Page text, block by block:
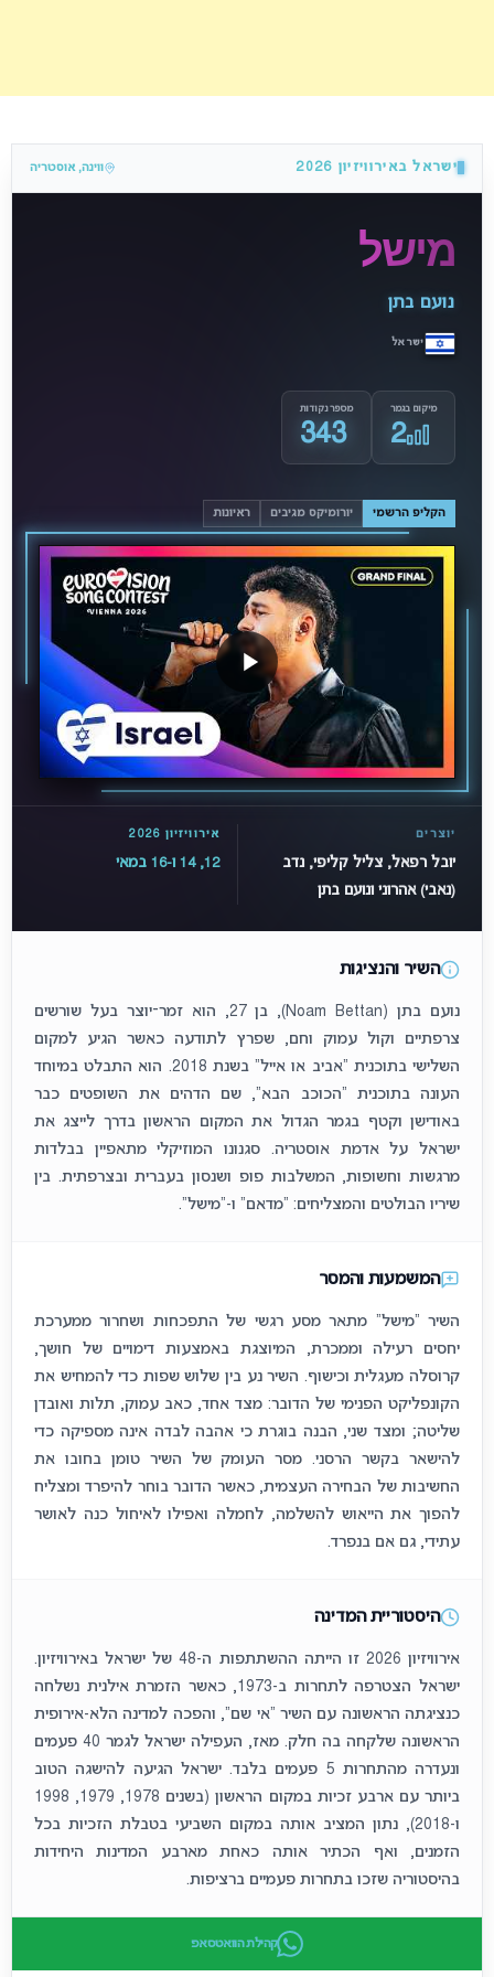
ישראל באירוויזיון 2026 ווינה, אוסטריה
מישל
נועם בתן
ישראל
מיקום בגמר
2
מספר נקודות
343
הקליפ הרשמי יורומיקס מגיבים ראיונות
יוצרים
יובל רפאל, צליל קליפי, נדב
(נאבי) אהרוני ונועם בתן
אירוויזיון 2026
12, 14 ו-16 במאי
השיר והנציגות
נועם בתן (Noam Bettan), בן 27, הוא זמר־יוצר בעל שורשים
צרפתיים וקול עמוק וחם, שפרץ לתודעה כאשר הגיע למקום
השלישי בתוכנית “אביב או אייל” בשנת 2018. הוא התבלט במיוחד
העונה בתוכנית “הכוכב הבא”, שם הדהים את השופטים כבר
באודישן וקטף בגמר הגדול את המקום הראשון בדרך לייצג את
ישראל על אדמת אוסטריה. סגנונו המוזיקלי מתאפיין בבלדות
מרגשות וחשופות, המשלבות פופ ושנסון בעברית ובצרפתית. בין
שיריו הבולטים והמצליחים: “מדאם” ו-“מישל”.
המשמעות והמסר
השיר "מישל" מתאר מסע רגשי של התפכחות ושחרור ממערכת
יחסים רעילה וממכרת, המיוצגת באמצעות דימויים של חושך,
קרוסלה מעגלית וכישוף. השיר נע בין שלוש שפות כדי להמחיש את
הקונפליקט הפנימי של הדובר: מצד אחד, כאב עמוק, תלות ואובדן
שליטה; ומצד שני, הבנה בוגרת כי אהבה לבדה אינה מספיקה כדי
להישאר בקשר הרסני. מסר העומק של השיר טומן בחובו את
החשיבות של הבחירה העצמית, כאשר הדובר בוחר להיפרד ומצליח
להפוך את הייאוש להשלמה, לחמלה ואפילו לאיחול כנה לאושר
עתידי, גם אם בנפרד.
היסטוריית המדינה
אירוויזיון 2026 זו הייתה ההשתתפות ה-48 של ישראל באירוויזיון.
ישראל הצטרפה לתחרות ב-1973, כאשר הזמרת אילנית נשלחה
כנציגתה הראשונה עם השיר "אי שם", והפכה למדינה הלא-אירופית
הראשונה שלקחה בה חלק. מאז, העפילה ישראל לגמר 40 פעמים
ונעדרה מהתחרות 5 פעמים בלבד. ישראל הגיעה להישגה הטוב
ביותר עם ארבע זכיות במקום הראשון (בשנים 1978, 1979, 1998
ו-2018), נתון המציב אותה במקום השביעי בטבלת הזכיות בכל
הזמנים, ואף הכתיר אותה כאחת מארבע המדינות היחידות
בהיסטוריה שזכו בתחרות פעמיים ברציפות.
קהילת הוואטסאפ